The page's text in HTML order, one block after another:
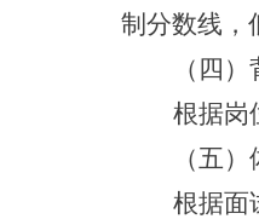
制分数线，
（四
根据岗
（五
根据面